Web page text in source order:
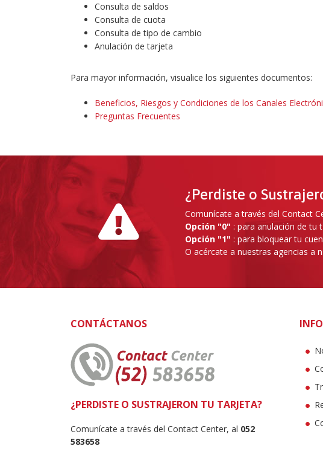
Consulta de saldos
Consulta de cuota
Consulta de tipo de cambio
Anulación de tarjeta
Para mayor información, visualice los siguientes documentos:
Beneficios, Riesgos y Condiciones de los Canales
Preguntas Frecuentes
¿Perdiste o
Comunícate a través del Contact
Opción "0" : para anulación de tu
Opción "1" : para bloquear tu
O acércate a nuestras agencias a
CONTÁCTANOS
¿PERDISTE O SUSTRAJERON TU TARJETA?
Comunícate a través del Contact Center, al 052
583658